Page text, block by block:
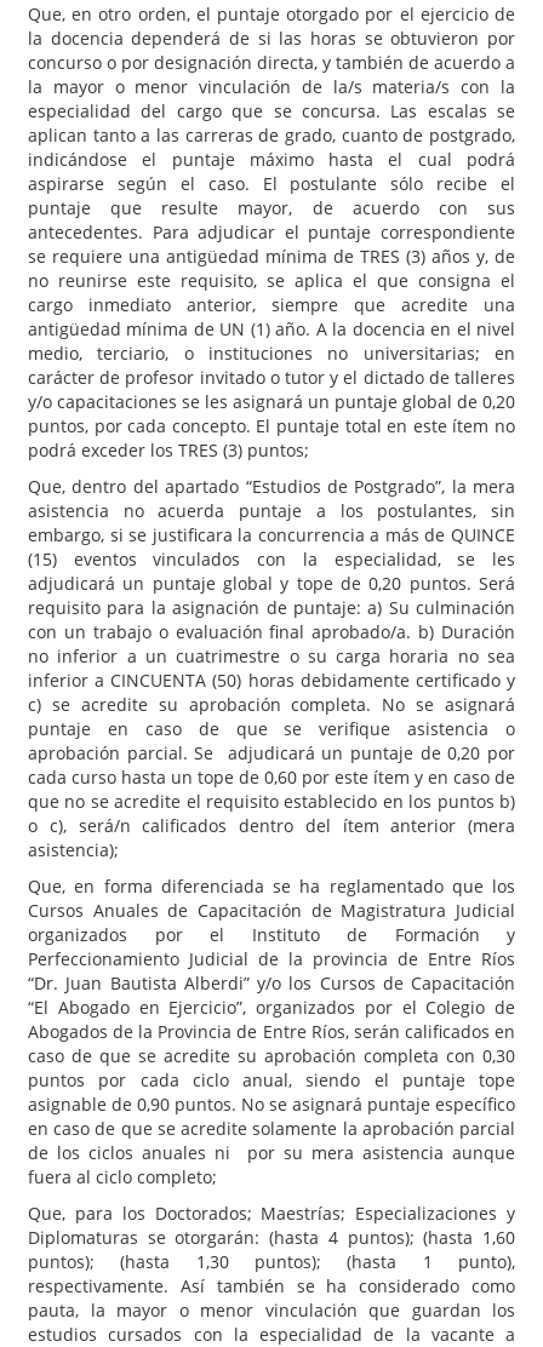
Que, en otro orden, el puntaje otorgado por el ejercicio de
la docencia dependerá de si las horas se obtuvieron por
concurso o por designación directa, y también de acuerdo a
la mayor o menor vinculación de la/s materia/s con la
especialidad del cargo que se concursa. Las escalas se
aplican tanto a las carreras de grado, cuanto de postgrado,
indicándose el puntaje máximo hasta el cual podrá
aspirarse según el caso. El postulante sólo recibe el
puntaje que resulte mayor, de acuerdo con sus
antecedentes. Para adjudicar el puntaje correspondiente
se requiere una antigüedad mínima de TRES (3) años y, de
no reunirse este requisito, se aplica el que consigna el
cargo inmediato anterior, siempre que acredite una
antigüedad mínima de UN (1) año. A la docencia en el nivel
medio, terciario, o instituciones no universitarias; en
carácter de profesor invitado o tutor y el dictado de talleres
y/o capacitaciones se les asignará un puntaje global de 0,20
puntos, por cada concepto. El puntaje total en este ítem no
podrá exceder los TRES (3) puntos;
Que, dentro del apartado “Estudios de Postgrado”, la mera
asistencia no acuerda puntaje a los postulantes, sin
embargo, si se justificara la concurrencia a más de QUINCE
(15) eventos vinculados con la especialidad, se les
adjudicará un puntaje global y tope de 0,20 puntos. Será
requisito para la asignación de puntaje: a) Su culminación
con un trabajo o evaluación final aprobado/a. b) Duración
no inferior a un cuatrimestre o su carga horaria no sea
inferior a CINCUENTA (50) horas debidamente certificado y
c) se acredite su aprobación completa. No se asignará
puntaje en caso de que se verifique asistencia o
aprobación parcial. Se adjudicará un puntaje de 0,20 por
cada curso hasta un tope de 0,60 por este ítem y en caso de
que no se acredite el requisito establecido en los puntos b)
o c), será/n calificados dentro del ítem anterior (mera
asistencia);
Que, en forma diferenciada se ha reglamentado que los
Cursos Anuales de Capacitación de Magistratura Judicial
organizados por el Instituto de Formación y
Perfeccionamiento Judicial de la provincia de Entre Ríos
“Dr. Juan Bautista Alberdi” y/o los Cursos de Capacitación
“El Abogado en Ejercicio”, organizados por el Colegio de
Abogados de la Provincia de Entre Ríos, serán calificados en
caso de que se acredite su aprobación completa con 0,30
puntos por cada ciclo anual, siendo el puntaje tope
asignable de 0,90 puntos. No se asignará puntaje específico
en caso de que se acredite solamente la aprobación parcial
de los ciclos anuales ni por su mera asistencia aunque
fuera al ciclo completo;
Que, para los Doctorados; Maestrías; Especializaciones y
Diplomaturas se otorgarán: (hasta 4 puntos); (hasta 1,60
puntos); (hasta 1,30 puntos); (hasta 1 punto),
respectivamente. Así también se ha considerado como
pauta, la mayor o menor vinculación que guardan los
estudios cursados con la especialidad de la vacante a